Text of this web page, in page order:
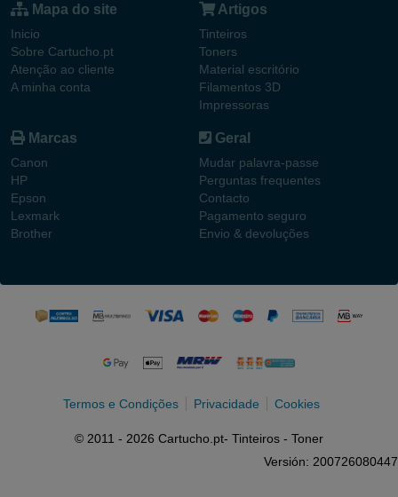
Mapa do site
Inicio
Sobre Cartucho.pt
Atenção ao cliente
A minha conta
Artigos
Tinteiros
Toners
Material escritório
Filamentos 3D
Impressoras
Marcas
Canon
HP
Epson
Lexmark
Brother
Geral
Mudar palavra-passe
Perguntas frequentes
Contacto
Pagamento seguro
Envio & devoluções
Termos e Condições Privacidade Cookies
© 2011 - 2026 Cartucho.pt- Tinteiros - Toner
Versión: 200726080447